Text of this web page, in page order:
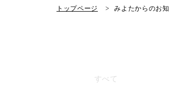
トップページ みよたからのお
すべて